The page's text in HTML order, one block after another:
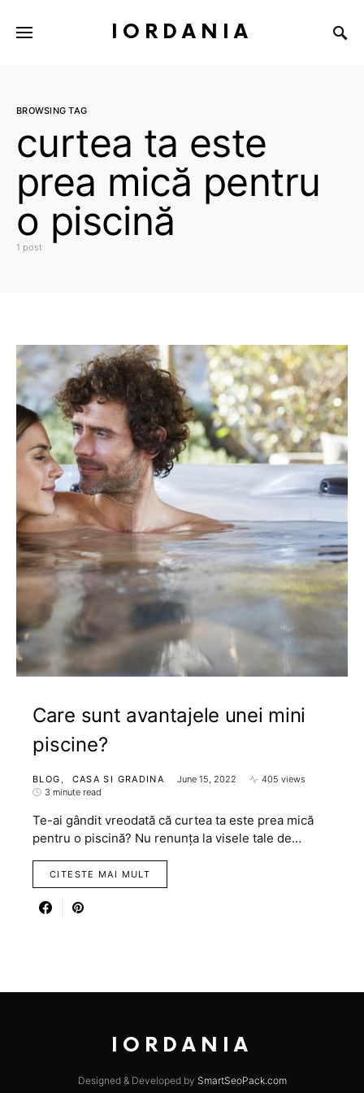
IORDANIA
BROWSING TAG
curtea ta este
prea mică pentru
o piscină
1 post
Care sunt avantajele unei mini
piscine?
BLOG CASA SI GRADINA June 15, 2022
405 views
3 minute read
Te-ai gândit vreodată că curtea ta este prea mică
pentru o piscină? Nu renunța la visele tale de…
CITESTE MAI MULT
IORDANIA
Designed & Developed by SmartSeoPack.com